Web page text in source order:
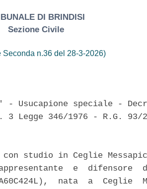
DI BRINDISI
Sezione Civile
Seconda n.36 del 28-3-2026)
- Usucapione speciale -
3 Legge 346/1976 - R.G. 93/
studio in Ceglie
e  difensore
nata  a  Ceglie